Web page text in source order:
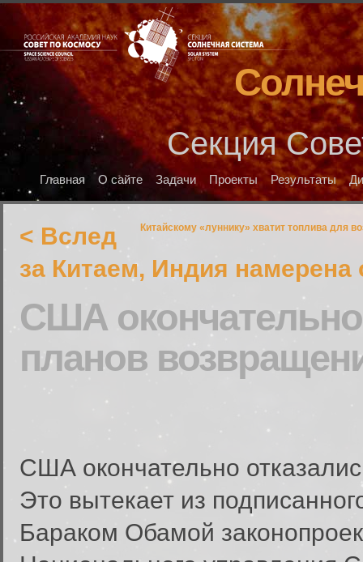
Секция
Главная О сайте Задачи Проекты Результаты
Китайскому «луннику» хватит топлива для
< Вслед
за Китаем, Индия намерена
США окончательно
планов
США окончательно
Это вытекает из
Бараком Обамой